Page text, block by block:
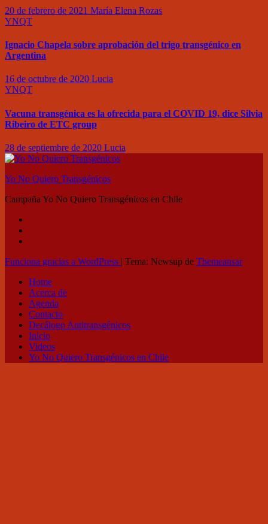
20 de febrero de 2021 María Elena Rozas
YNQT
Ignacio Chapela sobre aprobación del trigo transgénico en
Argentina
16 de octubre de 2020 Lucia
YNQT
Vacuna transgénica es la ofrecida para el COVID 19, dice Silvia
Ribeiro de ETC group
28 de septiembre de 2020 Lucia
Yo No Quiero Transgénicos
Campaña Yo No Quiero Transgénicos en Chile
Funciona gracias a WordPress | Tema: Newsup de Themeansar
Home
Acerca de
Agenda
Contacto
Decálogo Antitransgénicos
Inicio
Videos
Yo No Quiero Transgénicos en Chile